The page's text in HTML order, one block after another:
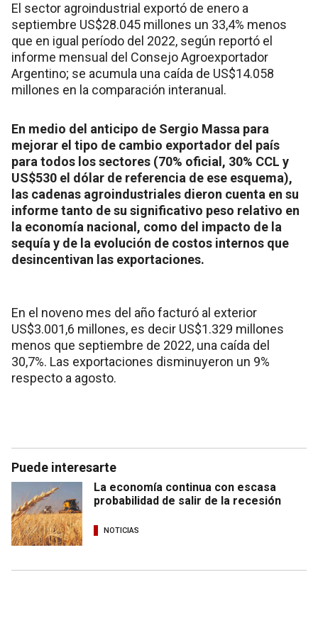
El sector agroindustrial exportó de enero a
septiembre US$28.045 millones un 33,4% menos
que en igual período del 2022, según reportó el
informe mensual del Consejo Agroexportador
Argentino; se acumula una caída de US$14.058
millones en la comparación interanual.
En medio del anticipo de Sergio Massa para
mejorar el tipo de cambio exportador del país
para todos los sectores (70% oficial, 30% CCL y
US$530 el dólar de referencia de ese esquema),
las cadenas agroindustriales dieron cuenta en su
informe tanto de su significativo peso relativo en
la economía nacional, como del impacto de la
sequía y de la evolución de costos internos que
desincentivan las exportaciones.
En el noveno mes del año facturó al exterior
US$3.001,6 millones, es decir US$1.329 millones
menos que septiembre de 2022, una caída del
30,7%. Las exportaciones disminuyeron un 9%
respecto a agosto.
Puede interesarte
La economía continua con escasa
probabilidad de salir de la recesión
NOTICIAS